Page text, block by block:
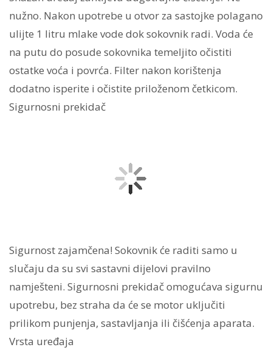
nužno. Nakon upotrebe u otvor za sastojke polagano
ulijte 1 litru mlake vode dok sokovnik radi. Voda će
na putu do posude sokovnika temeljito očistiti
ostatke voća i povrća. Filter nakon korištenja
dodatno isperite i očistite priloženom četkicom.
Sigurnosni prekidač
Sigurnost zajamčena! Sokovnik će raditi samo u
slučaju da su svi sastavni dijelovi pravilno
namješteni. Sigurnosni prekidač omogućava sigurnu
upotrebu, bez straha da će se motor uključiti
prilikom punjenja, sastavljanja ili čišćenja aparata.
Vrsta uređaja